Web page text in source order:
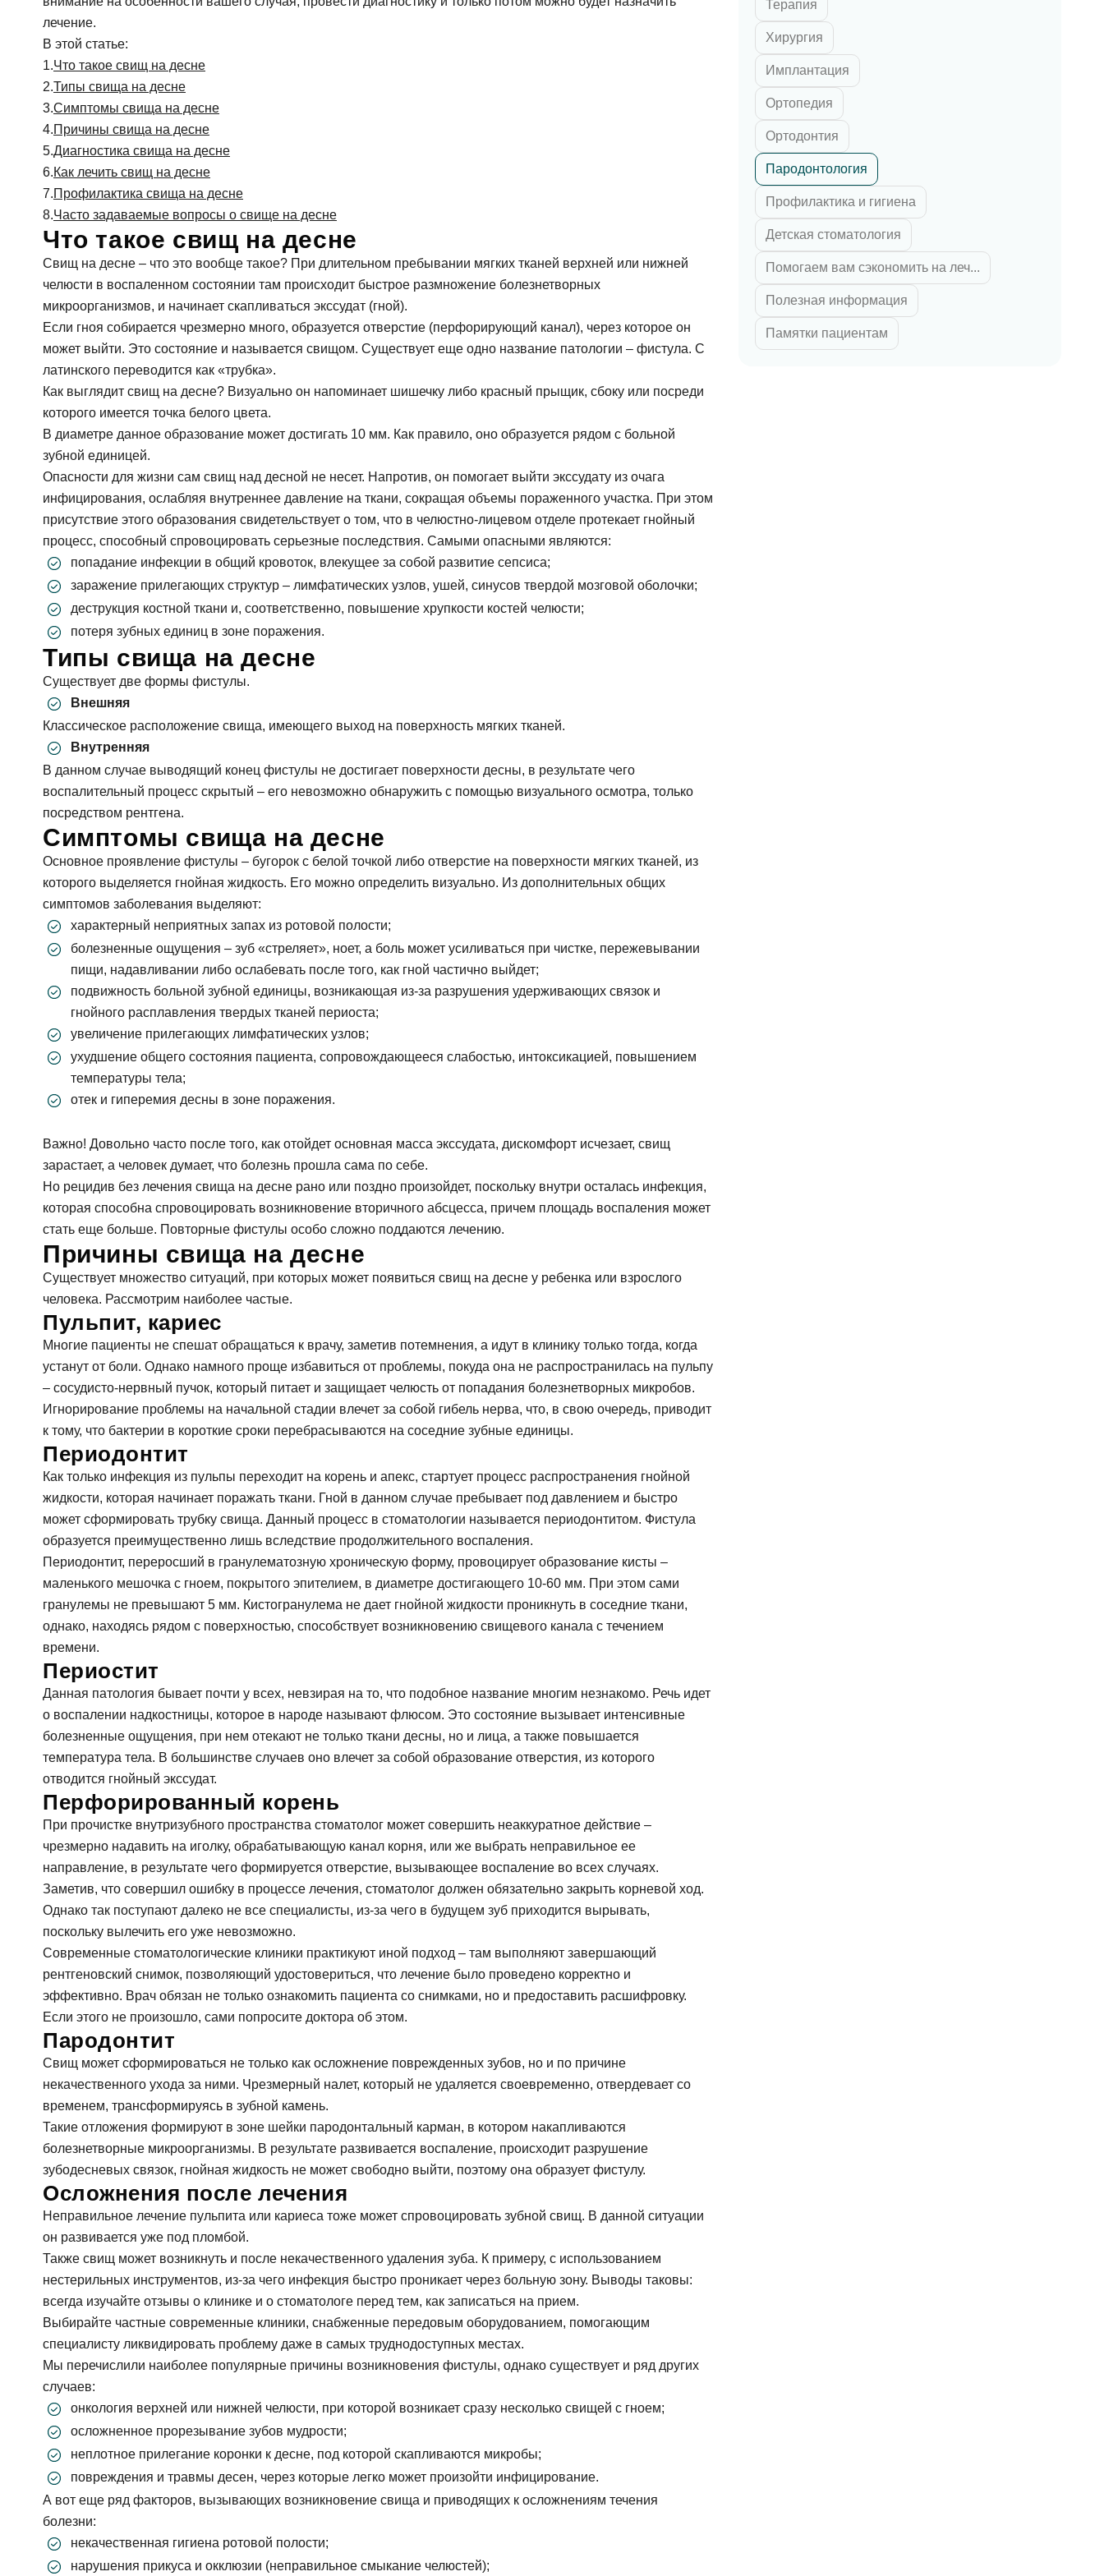
Имплантация передних зубов
Имплантация нижней челюсти
Имплантация верхней челюсти
Ортопедия, протезирование: коронки, вкладки, виниры
Коронка из диоксида циркония
Керамическая коронка E-max
Ортодонтия (исправление прикуса): брекеты, элайнеры
Лечение десен (пародонтология)
Профилактика и профессиональная гигиена
Отбеливание зубов
Гигиена зубов детям и профилактика
лечение.
В этой статье:
Что такое свищ на десне
Типы свища на десне
Симптомы свища на десне
Причины свища на десне
Диагностика свища на десне
Как лечить свищ на десне
Профилактика свища на десне
Часто задаваемые вопросы о свище на десне
Что такое свищ на десне
Свищ на десне – что это вообще такое? При длительном пребывании мягких тканей верхней или нижней
челюсти в воспаленном состоянии там происходит быстрое размножение болезнетворных
микроорганизмов, и начинает скапливаться экссудат (гной).
Если гноя собирается чрезмерно много, образуется отверстие (перфорирующий канал), через которое он
может выйти. Это состояние и называется свищом. Существует еще одно название патологии – фистула. С
латинского переводится как «трубка».
Как выглядит свищ на десне? Визуально он напоминает шишечку либо красный прыщик, сбоку или посреди
которого имеется точка белого цвета.
В диаметре данное образование может достигать 10 мм. Как правило, оно образуется рядом с больной
зубной единицей.
Опасности для жизни сам свищ над десной не несет. Напротив, он помогает выйти экссудату из очага
инфицирования, ослабляя внутреннее давление на ткани, сокращая объемы пораженного участка. При этом
присутствие этого образования свидетельствует о том, что в челюстно-лицевом отделе протекает гнойный
процесс, способный спровоцировать серьезные последствия. Самыми опасными являются:
попадание инфекции в общий кровоток, влекущее за собой развитие сепсиса;
заражение прилегающих структур – лимфатических узлов, ушей, синусов твердой мозговой оболочки;
деструкция костной ткани и, соответственно, повышение хрупкости костей челюсти;
потеря зубных единиц в зоне поражения.
Типы свища на десне
Существует две формы фистулы.
Внешняя
Классическое расположение свища, имеющего выход на поверхность мягких тканей.
Внутренняя
В данном случае выводящий конец фистулы не достигает поверхности десны, в результате чего
воспалительный процесс скрытый – его невозможно обнаружить с помощью визуального осмотра, только
посредством рентгена.
Симптомы свища на десне
Основное проявление фистулы – бугорок с белой точкой либо отверстие на поверхности мягких тканей, из
которого выделяется гнойная жидкость. Его можно определить визуально. Из дополнительных общих
симптомов заболевания выделяют:
характерный неприятных запах из ротовой полости;
болезненные ощущения – зуб «стреляет», ноет, а боль может усиливаться при чистке, пережевывании
пищи, надавливании либо ослабевать после того, как гной частично выйдет;
подвижность больной зубной единицы, возникающая из-за разрушения удерживающих связок и
гнойного расплавления твердых тканей периоста;
увеличение прилегающих лимфатических узлов;
ухудшение общего состояния пациента, сопровождающееся слабостью, интоксикацией, повышением
температуры тела;
отек и гиперемия десны в зоне поражения.
Важно! Довольно часто после того, как отойдет основная масса экссудата, дискомфорт исчезает, свищ
зарастает, а человек думает, что болезнь прошла сама по себе.
Но рецидив без лечения свища на десне рано или поздно произойдет, поскольку внутри осталась инфекция,
которая способна спровоцировать возникновение вторичного абсцесса, причем площадь воспаления может
стать еще больше. Повторные фистулы особо сложно поддаются лечению.
Причины свища на десне
Существует множество ситуаций, при которых может появиться свищ на десне у ребенка или взрослого
человека. Рассмотрим наиболее частые.
Пульпит, кариес
Многие пациенты не спешат обращаться к врачу, заметив потемнения, а идут в клинику только тогда, когда
устанут от боли. Однако намного проще избавиться от проблемы, покуда она не распространилась на пульпу
– сосудисто-нервный пучок, который питает и защищает челюсть от попадания болезнетворных микробов.
Игнорирование проблемы на начальной стадии влечет за собой гибель нерва, что, в свою очередь, приводит
к тому, что бактерии в короткие сроки перебрасываются на соседние зубные единицы.
Периодонтит
Как только инфекция из пульпы переходит на корень и апекс, стартует процесс распространения гнойной
жидкости, которая начинает поражать ткани. Гной в данном случае пребывает под давлением и быстро
может сформировать трубку свища. Данный процесс в стоматологии называется периодонтитом. Фистула
образуется преимущественно лишь вследствие продолжительного воспаления.
Периодонтит, переросший в гранулематозную хроническую форму, провоцирует образование кисты –
маленького мешочка с гноем, покрытого эпителием, в диаметре достигающего 10-60 мм. При этом сами
гранулемы не превышают 5 мм. Кистогранулема не дает гнойной жидкости проникнуть в соседние ткани,
однако, находясь рядом с поверхностью, способствует возникновению свищевого канала с течением
времени.
Периостит
Данная патология бывает почти у всех, невзирая на то, что подобное название многим незнакомо. Речь идет
о воспалении надкостницы, которое в народе называют флюсом. Это состояние вызывает интенсивные
болезненные ощущения, при нем отекают не только ткани десны, но и лица, а также повышается
температура тела. В большинстве случаев оно влечет за собой образование отверстия, из которого
отводится гнойный экссудат.
Перфорированный корень
При прочистке внутризубного пространства стоматолог может совершить неаккуратное действие –
чрезмерно надавить на иголку, обрабатывающую канал корня, или же выбрать неправильное ее
направление, в результате чего формируется отверстие, вызывающее воспаление во всех случаях.
Заметив, что совершил ошибку в процессе лечения, стоматолог должен обязательно закрыть корневой ход.
Однако так поступают далеко не все специалисты, из-за чего в будущем зуб приходится вырывать,
поскольку вылечить его уже невозможно.
Современные стоматологические клиники практикуют иной подход – там выполняют завершающий
рентгеновский снимок, позволяющий удостовериться, что лечение было проведено корректно и
эффективно. Врач обязан не только ознакомить пациента со снимками, но и предоставить расшифровку.
Если этого не произошло, сами попросите доктора об этом.
Пародонтит
Свищ может сформироваться не только как осложнение поврежденных зубов, но и по причине
некачественного ухода за ними. Чрезмерный налет, который не удаляется своевременно, отвердевает со
временем, трансформируясь в зубной камень.
Такие отложения формируют в зоне шейки пародонтальный карман, в котором накапливаются
болезнетворные микроорганизмы. В результате развивается воспаление, происходит разрушение
зубодесневых связок, гнойная жидкость не может свободно выйти, поэтому она образует фистулу.
Осложнения после лечения
Неправильное лечение пульпита или кариеса тоже может спровоцировать зубной свищ. В данной ситуации
он развивается уже под пломбой.
Также свищ может возникнуть и после некачественного удаления зуба. К примеру, с использованием
нестерильных инструментов, из-за чего инфекция быстро проникает через больную зону. Выводы таковы:
всегда изучайте отзывы о клинике и о стоматологе перед тем, как записаться на прием.
Выбирайте частные современные клиники, снабженные передовым оборудованием, помогающим
специалисту ликвидировать проблему даже в самых труднодоступных местах.
Мы перечислили наиболее популярные причины возникновения фистулы, однако существует и ряд других
случаев:
онкология верхней или нижней челюсти, при которой возникает сразу несколько свищей с гноем;
осложненное прорезывание зубов мудрости;
неплотное прилегание коронки к десне, под которой скапливаются микробы;
повреждения и травмы десен, через которые легко может произойти инфицирование.
А вот еще ряд факторов, вызывающих возникновение свища и приводящих к осложнениям течения
болезни:
некачественная гигиена ротовой полости;
нарушения прикуса и окклюзии (неправильное смыкание челюстей);
Терапия
Хирургия
Имплантация
Ортопедия
Ортодонтия
Пародонтология
Профилактика и гигиена
Детская стоматология
Помогаем вам сэкономить на леч...
Полезная информация
Памятки пациентам
Запись на прием
Телефон
Согласен наобработку персональных данных
Задать вопрос
ФИО
Телефон
E-mail
Сообщение Заявка отправлена!
Мы свяжемся с вами в ближайшее время